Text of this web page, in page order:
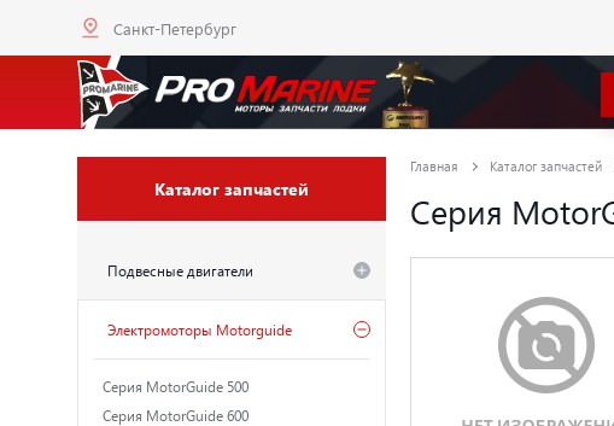
Санкт-Петербург
Каталог запчастей
Подвесные двигатели
Электромоторы Motorguide
Серия MotorGuide 500
Серия MotorGuide 600
Главная Каталог запчастей
Серия